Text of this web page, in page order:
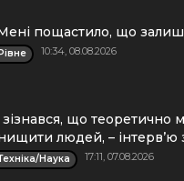
пощастило, що
10:34, 08.08.2026
зізнався, що теоретично
людей, – інтерв’ю
Наука 17:11, 07.08.2026